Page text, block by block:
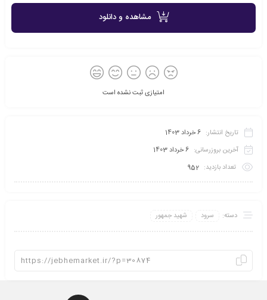
مشاهده و دانلود
امتیازی ثبت نشده است
تاریخ انتشار: 6 خرداد 1403
آخرین بروزرسانی: 6 خرداد 1403
تعداد بازدید: 952
دسته: سرود شهید جمهور